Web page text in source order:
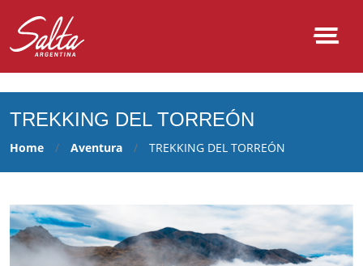
TREKKING DEL TORREÓN
Home Aventura TREKKING DEL TORREÓN